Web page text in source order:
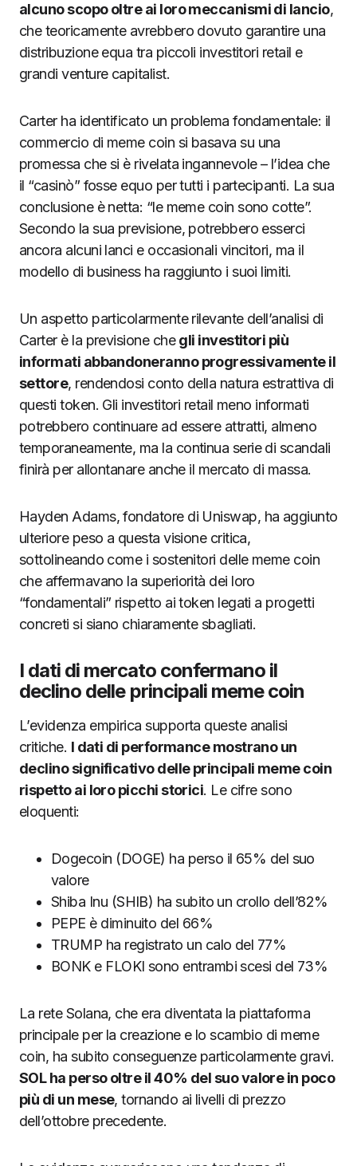
alcuno scopo oltre ai loro meccanismi di lancio,
che teoricamente avrebbero dovuto garantire una
distribuzione equa tra piccoli investitori retail e
grandi venture capitalist.
Carter ha identificato un problema fondamentale: il
commercio di meme coin si basava su una
promessa che si è rivelata ingannevole – l’idea che
il “casinò” fosse equo per tutti i partecipanti. La sua
conclusione è netta: “le meme coin sono cotte”.
Secondo la sua previsione, potrebbero esserci
ancora alcuni lanci e occasionali vincitori, ma il
modello di business ha raggiunto i suoi limiti.
Un aspetto particolarmente rilevante dell’analisi di
Carter è la previsione chegli investitori più
informati abbandoneranno progressivamente il
settore, rendendosi conto della natura estrattiva di
questi token. Gli investitori retail meno informati
potrebbero continuare ad essere attratti, almeno
temporaneamente, ma la continua serie di scandali
finirà per allontanare anche il mercato di massa.
Hayden Adams, fondatore di Uniswap, ha aggiunto
ulteriore peso a questa visione critica,
sottolineando come i sostenitori delle meme coin
che affermavano la superiorità dei loro
“fondamentali” rispetto ai token legati a progetti
concreti si siano chiaramente sbagliati.
I dati di mercato confermano il
declino delle principali meme coin
L’evidenza empirica supporta queste analisi
critiche. I dati di performance mostrano un
declino significativo delle principali meme coin
rispetto ai loro picchi storici. Le cifre sono
eloquenti:
Dogecoin (DOGE) ha perso il 65% del suo
valore
Shiba Inu (SHIB) ha subito un crollo dell’82%
PEPE è diminuito del 66%
TRUMP ha registrato un calo del 77%
BONK e FLOKI sono entrambi scesi del 73%
La rete Solana, che era diventata la piattaforma
principale per la creazione e lo scambio di meme
coin, ha subito conseguenze particolarmente gravi.
SOL ha perso oltre il 40% del suo valore in poco
più di un mese, tornando ai livelli di prezzo
dell’ottobre precedente.